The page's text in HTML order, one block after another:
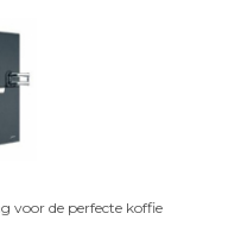
voor de perfecte koffie